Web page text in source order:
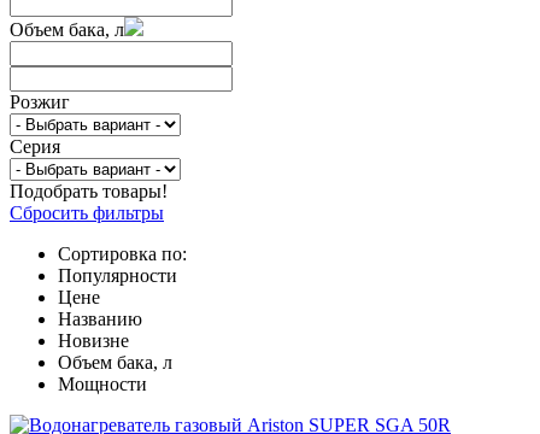
Объем бака, л
Розжиг
Серия
Подобрать товары!
Сбросить фильтры
Сортировка по:
Популярности
Цене
Названию
Новизне
Объем бака, л
Мощности